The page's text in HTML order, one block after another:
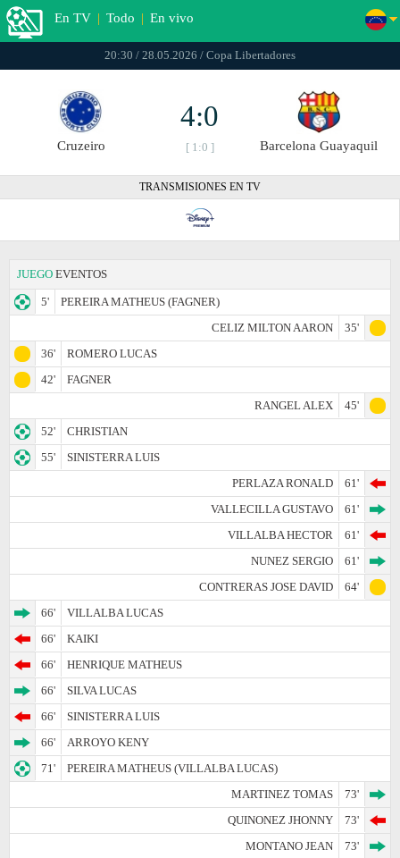
En TV | Todo | En vivo
20:30 / 28.05.2026 / Copa Libertadores
Cruzeiro
4:0
[ 1:0 ] Barcelona Guayaquil
TRANSMISIONES EN TV
JUEGO EVENTOS
5'
PEREIRA MATHEUS (FAGNER)
CELIZ MILTON AARON
35'
36'
ROMERO LUCAS
42'
FAGNER
RANGEL ALEX
45'
52'
CHRISTIAN
55'
SINISTERRA LUIS
PERLAZA RONALD
61'
VALLECILLA GUSTAVO
61'
VILLALBA HECTOR
61'
NUNEZ SERGIO
61'
CONTRERAS JOSE DAVID
64'
66'
VILLALBA LUCAS
66'
KAIKI
66'
HENRIQUE MATHEUS
66'
SILVA LUCAS
66'
SINISTERRA LUIS
66'
ARROYO KENY
71'
PEREIRA MATHEUS (VILLALBA LUCAS)
MARTINEZ TOMAS
73'
QUINONEZ JHONNY
73'
MONTANO JEAN
73'